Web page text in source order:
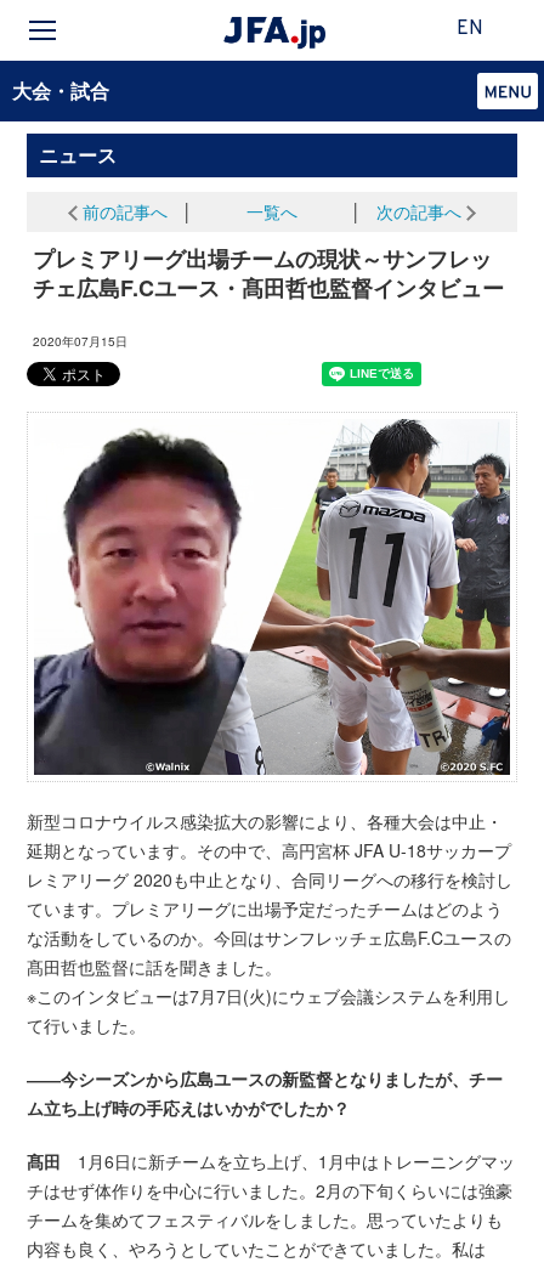
EN
大会・試合
ニュース
前の記事へ 一覧へ 次の記事へ
プレミアリーグ出場チームの現状～サンフレッ
チェ広島F.Cユース・髙田哲也監督インタビュー
2020年07月15日
新型コロナウイルス感染拡大の影響により、各種大会は中止・
延期となっています。その中で、高円宮杯 JFA U-18サッカープ
レミアリーグ 2020も中止となり、合同リーグへの移行を検討し
ています。プレミアリーグに出場予定だったチームはどのよう
な活動をしているのか。今回はサンフレッチェ広島F.Cユースの
髙田哲也監督に話を聞きました。
※このインタビューは7月7日(火)にウェブ会議システムを利用し
て行いました。
――今シーズンから広島ユースの新監督となりましたが、チー
ム立ち上げ時の手応えはいかがでしたか？
髙田 1月6日に新チームを立ち上げ、1月中はトレーニングマッ
チはせず体作りを中心に行いました。2月の下旬くらいには強豪
チームを集めてフェスティバルをしました。思っていたよりも
内容も良く、やろうとしていたことができていました。私は